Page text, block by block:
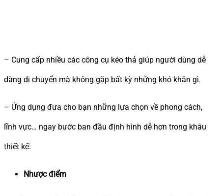
– Cung cấp nhiều các công cụ kéo thả giúp người dùng dễ
dàng di chuyển mà không gặp bất kỳ những khó khăn gì.
– Ứng dụng đưa cho bạn những lựa chọn về phong cách,
lĩnh vực… ngay bước ban đầu định hình dễ hơn trong khâu
thiết kế.
Nhược điểm